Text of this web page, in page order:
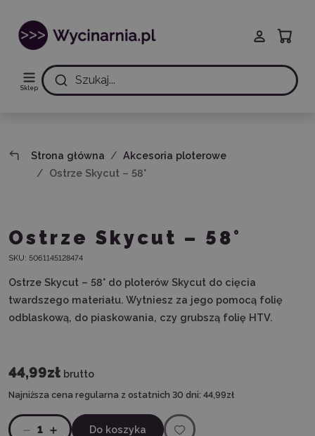
Sklep
Szukaj...
Strona główna
Akcesoria ploterowe
Ostrze Skycut – 58°
Ostrze Skycut – 58°
SKU: 5061145128474
Ostrze Skycut – 58° do ploterów Skycut do cięcia
twardszego materiału. Wytniesz za jego pomocą folię
odblaskową, do piaskowania, czy grubszą folię HTV.
44,99zł brutto
Najniższa cena regularna z ostatnich 30 dni: 44,99zł
1 Do koszyka